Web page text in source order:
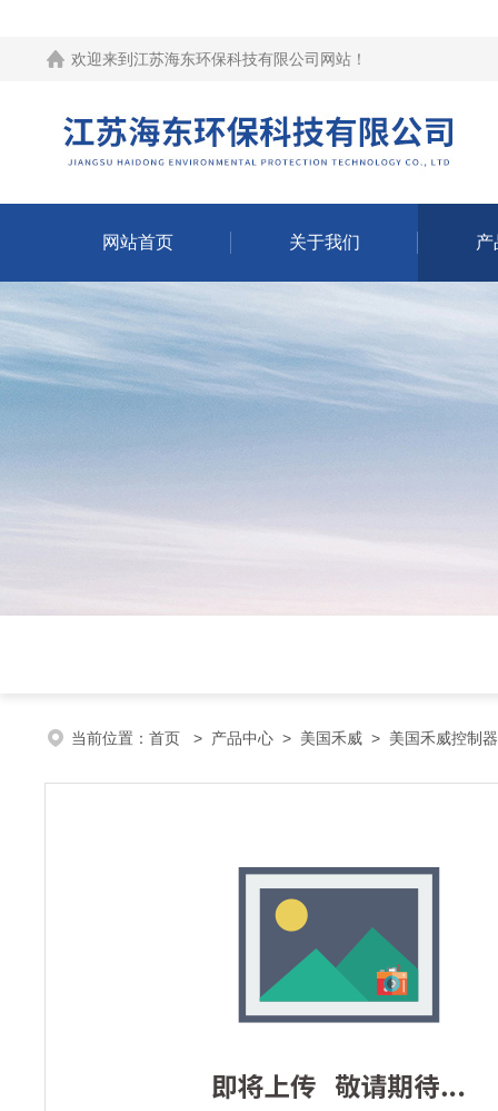
欢迎来到江苏海东环保科技有限公司网站！
网站首页 关于我们 产
当前位置： 首页 > 产品中心 > 美国禾威 > 美国禾威控制